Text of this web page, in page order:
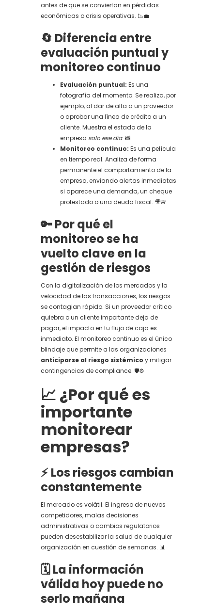
antes de que se conviertan en pérdidas
económicas o crisis operativas. 📉💼
🔄 Diferencia entre
evaluación puntual y
monitoreo continuo
Evaluación puntual: Es una
fotografía del momento. Se realiza, por
ejemplo, al dar de alta a un proveedor
o aprobar una línea de crédito a un
cliente. Muestra el estado de la
empresa solo ese día. 📸
Monitoreo continuo: Es una película
en tiempo real. Analiza de forma
permanente el comportamiento de la
empresa, enviando alertas inmediatas
si aparece una demanda, un cheque
protestado o una deuda fiscal. 🎥🚨
🔑 Por qué el
monitoreo se ha
vuelto clave en la
gestión de riesgos
Con la digitalización de los mercados y la
velocidad de las transacciones, los riesgos
se contagian rápido. Si un proveedor crítico
quiebra o un cliente importante deja de
pagar, el impacto en tu flujo de caja es
inmediato. El monitoreo continuo es el único
blindaje que permite a las organizaciones
anticiparse al riesgo sistémico y mitigar
contingencias de compliance. 🛡️⚙️
📈 ¿Por qué es
importante
monitorear
empresas?
⚡ Los riesgos cambian
constantemente
El mercado es volátil. El ingreso de nuevos
competidores, malas decisiones
administrativas o cambios regulatorios
pueden desestabilizar la salud de cualquier
organización en cuestión de semanas. 📊
🗓️ La información
válida hoy puede no
serlo mañana